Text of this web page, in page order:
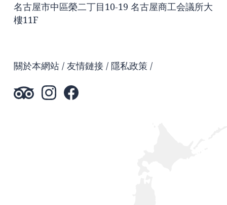
名古屋市中區榮二丁目10-19 名古屋商工会議所大
樓11F
關於本網站 友情鏈接 隱私政策